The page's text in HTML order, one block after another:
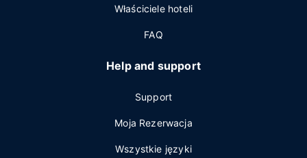
Właściciele hoteli
FAQ
Help and support
Support
Moja Rezerwacja
Wszystkie języki